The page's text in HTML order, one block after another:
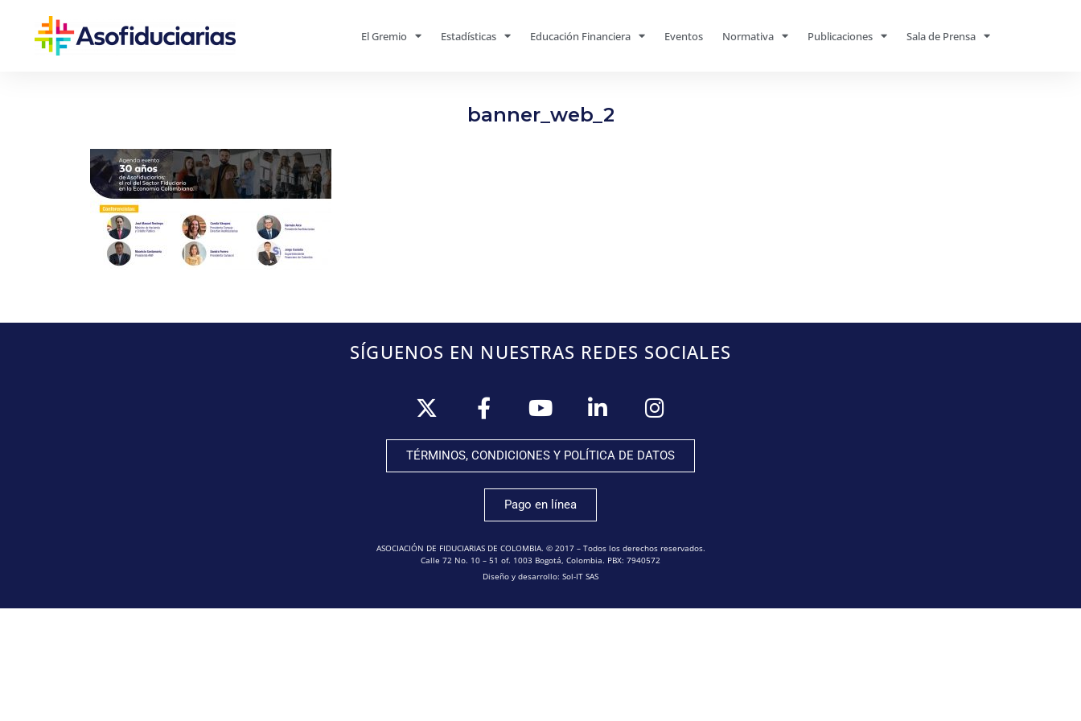
El Gremio Estadísticas Educación Financiera Eventos Normativa Publicaciones Sala de Prensa
banner_web_2
SÍGUENOS EN NUESTRAS REDES SOCIALES
TÉRMINOS, CONDICIONES Y POLÍTICA DE DATOS
Pago en línea
ASOCIACIÓN DE FIDUCIARIAS DE COLOMBIA. © 2017 – Todos los derechos reservados.
Calle 72 No. 10 – 51 of. 1003 Bogotá, Colombia. PBX: 7940572
Diseño y desarrollo: Sol-IT SAS